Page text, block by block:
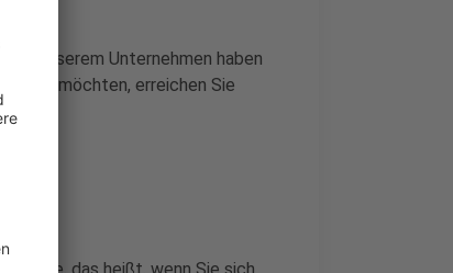
in unserem Unternehmen haben
möchten, erreichen Sie